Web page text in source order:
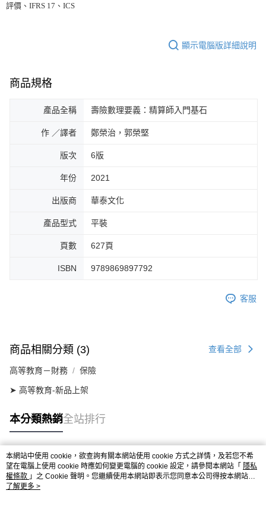
評價、IFRS 17、ICS
顯示電腦版詳細說明
商品規格
產品全稱 壽險數理要義：精算師入門基石
作 ／譯者 鄭榮治，郭榮堅
版次 6版
年份 2021
出版商 華泰文化
產品型式 平裝
頁數 627頁
ISBN 9789869897792
客服
商品相關分類 (3) 查看全部
高等教育－財務 保險
➤ 高等教育-新品上架
本分類熱銷全站排行
熱門標籤
本網站中使用 cookie，欲查詢有關本網站使用 cookie 方式之詳情，及若您不希
望在電腦上使用 cookie 時應如何變更電腦的 cookie 設定，請參閱本網站「 隱私
權條款 」之 Cookie 聲明。您繼續使用本網站即表示您同意本公司得按本網站使
用條款之 Cookie 聲明使用 cookie。
了解更多 >